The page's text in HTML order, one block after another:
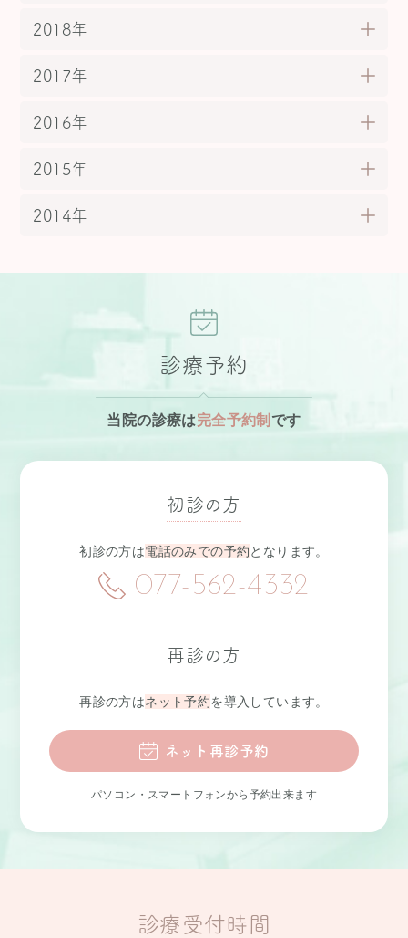
2018年
2017年
2016年
2015年
2014年
診療予約
当院の診療は完全予約制 です
初診の方
初診の方は電話のみでの予約となります。
077-562-4332
再診の方
再診の方はネット予約を導入しています。
ネット再診予約
パソコン・スマートフォンから予約出来ます
診療受付時間